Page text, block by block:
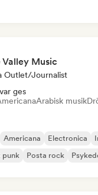
Valley Music
Outlet/Journalist
ges
Arabisk musik
Americana Electronica
punk Posta rock